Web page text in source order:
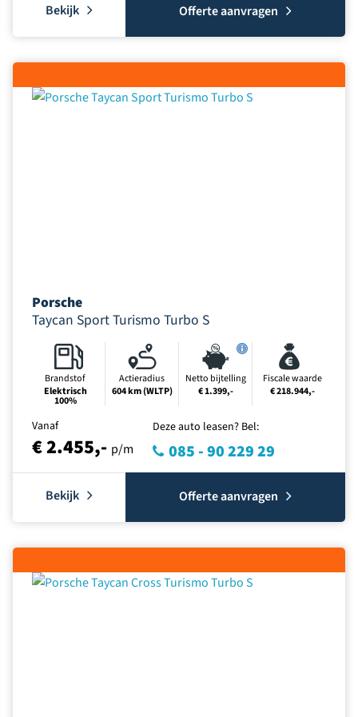
Bekijk Offerte aanvragen
Porsche
Taycan Sport Turismo Turbo S
Brandstof
Elektrisch
100%
Actieradius
604 km (WLTP)
Netto bijtelling
€ 1.399,-
Fiscale waarde
€ 218.944,-
Vanaf
€ 2.455,- p/m
Deze auto leasen? Bel:
085 - 90 229 29
Bekijk Offerte aanvragen